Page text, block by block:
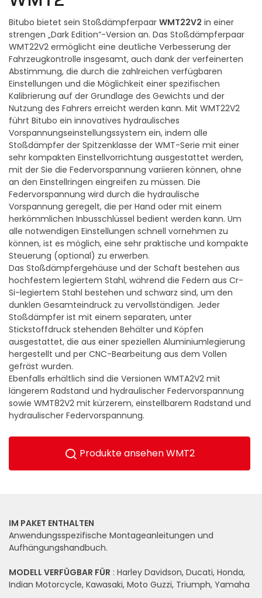
Bitubo bietet sein Stoßdämpferpaar WMT22V2 in einer
strengen „Dark Edition“-Version an. Das Stoßdämpferpaar
WMT22V2 ermöglicht eine deutliche Verbesserung der
Fahrzeugkontrolle insgesamt, auch dank der verfeinerten
Abstimmung, die durch die zahlreichen verfügbaren
Einstellungen und die Möglichkeit einer spezifischen
Kalibrierung auf der Grundlage des Gewichts und der
Nutzung des Fahrers erreicht werden kann. Mit WMT22V2
führt Bitubo ein innovatives hydraulisches
Vorspannungseinstellungssystem ein, indem alle
Stoßdämpfer der Spitzenklasse der WMT-Serie mit einer
sehr kompakten Einstellvorrichtung ausgestattet werden,
mit der Sie die Federvorspannung variieren können, ohne
an den Einstellringen eingreifen zu müssen. Die
Federvorspannung wird durch die hydraulische
Vorspannung geregelt, die per Hand oder mit einem
herkömmlichen Inbusschlüssel bedient werden kann. Um
alle notwendigen Einstellungen schnell vornehmen zu
können, ist es möglich, eine sehr praktische und kompakte
Steuerung (optional) zu erwerben.
Das Stoßdämpfergehäuse und der Schaft bestehen aus
hochfestem legiertem Stahl, während die Federn aus Cr-
Si-legiertem Stahl bestehen und schwarz sind, um den
dunklen Gesamteindruck zu vervollständigen. Jeder
Stoßdämpfer ist mit einem separaten, unter
Stickstoffdruck stehenden Behälter und Köpfen
ausgestattet, die aus einer speziellen Aluminiumlegierung
hergestellt und per CNC-Bearbeitung aus dem Vollen
gefräst wurden.
Ebenfalls erhältlich sind die Versionen WMTA2V2 mit
längerem Radstand und hydraulischer Federvorspannung
sowie WMT82V2 mit kürzerem, einstellbarem Radstand und
hydraulischer Federvorspannung.
Produkte ansehen WMT2
IM PAKET ENTHALTEN
Anwendungsspezifische Montageanleitungen und
Aufhängungshandbuch.
MODELL VERFÜGBAR FÜR : Harley Davidson, Ducati, Honda,
Indian Motorcycle, Kawasaki, Moto Guzzi, Triumph, Yamaha